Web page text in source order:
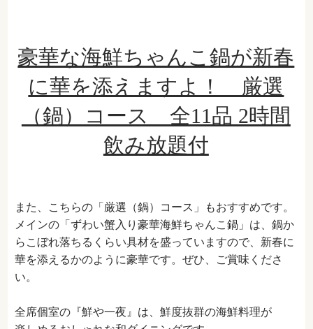
豪華な海鮮ちゃんこ鍋が新春
に華を添えますよ！ 厳選
（鍋）コース 全11品 2時間
飲み放題付
また、こちらの「厳選（鍋）コース」もおすすめです。
メインの「ずわい蟹入り豪華海鮮ちゃんこ鍋」は、鍋か
らこぼれ落ちるくらい具材を盛っていますので、新春に
華を添えるかのように豪華です。ぜひ、ご賞味くださ
い。
全席個室の『鮮や一夜』は、鮮度抜群の海鮮料理が